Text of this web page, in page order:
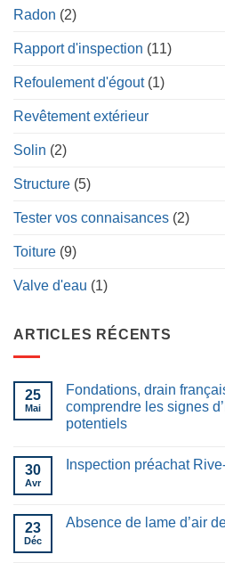
Radon (2)
Rapport d'inspection (11)
Refoulement d'égout(1)
Revêtement extérieur
Solin (2)
Structure (5)
Tester vos connaisances (2)
Toiture (9)
Valve d'eau (1)
ARTICLES RÉCENTS
25
Mai
Fondations, drain
comprendre les signes
potentiels
30
Avr
Inspection préachat
23
Déc
Absence de lame d’air